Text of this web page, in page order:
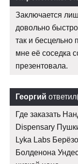
Заключается
довольно
так и бесцельно
мне её соседка
презентовала.
Георгий
Где заказать
Dispensary
Lyka Labs
Болденона